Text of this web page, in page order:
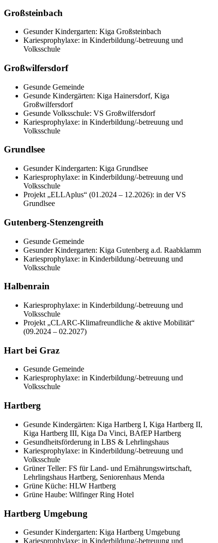
Großsteinbach
Gesunder Kindergarten: Kiga Großsteinbach
Kariesprophylaxe: in Kinderbildung/-betreuung und
Volksschule
Großwilfersdorf
Gesunde Gemeinde
Gesunde Kindergärten: Kiga Hainersdorf, Kiga
Großwilfersdorf
Gesunde Volksschule: VS Großwilfersdorf
Kariesprophylaxe: in Kinderbildung/-betreuung und
Volksschule
Grundlsee
Gesunder Kindergarten: Kiga Grundlsee
Kariesprophylaxe: in Kinderbildung/-betreuung und
Volksschule
Projekt „ELLAplus“ (01.2024 – 12.2026): in der VS
Grundlsee
Gutenberg-Stenzengreith
Gesunde Gemeinde
Gesunder Kindergarten: Kiga Gutenberg a.d. Raabklamm
Kariesprophylaxe: in Kinderbildung/-betreuung und
Volksschule
Halbenrain
Kariesprophylaxe: in Kinderbildung/-betreuung und
Volksschule
Projekt „CLARC-Klimafreundliche & aktive Mobilität“
(09.2024 – 02.2027)
Hart bei Graz
Gesunde Gemeinde
Kariesprophylaxe: in Kinderbildung/-betreuung und
Volksschule
Hartberg
Gesunde Kindergärten: Kiga Hartberg I, Kiga Hartberg II,
Kiga Hartberg III, Kiga Da Vinci, BAfEP Hartberg
Gesundheitsförderung in LBS & Lehrlingshaus
Kariesprophylaxe: in Kinderbildung/-betreuung und
Volksschule
Grüner Teller: FS für Land- und Ernährungswirtschaft,
Lehrlingshaus Hartberg, Seniorenhaus Menda
Grüne Küche: HLW Hartberg
Grüne Haube: Wilfinger Ring Hotel
Hartberg Umgebung
Gesunder Kindergarten: Kiga Hartberg Umgebung
Kariesprophylaxe: in Kinderbildung/-betreuung und